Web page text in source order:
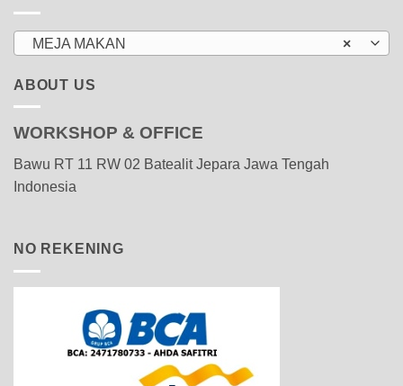
×
MEJA MAKAN
ABOUT US
WORKSHOP & OFFICE
Bawu RT 11 RW 02 Batealit Jepara Jawa Tengah
Indonesia
NO REKENING